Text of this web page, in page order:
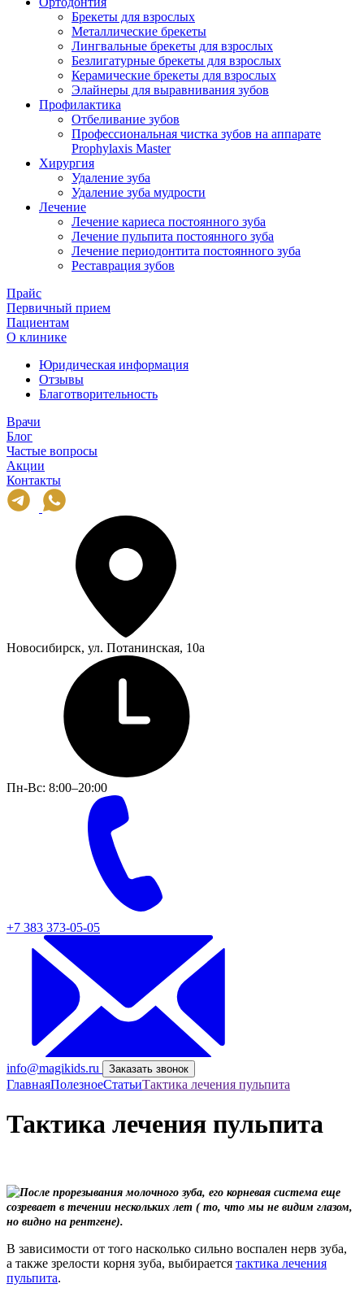
Брекеты для взрослых
Металлические брекеты
Лингвальные брекеты для взрослых
Безлигатурные брекеты для взрослых
Керамические брекеты для взрослых
Элайнеры для выравнивания зубов
Профилактика
Отбеливание зубов
Профессиональная чистка зубов на аппарате
Prophylaxis Master
Хирургия
Удаление зуба
Удаление зуба мудрости
Лечение
Лечение кариеса постоянного зуба
Лечение пульпита постоянного зуба
Лечение периодонтита постоянного зуба
Реставрация зубов
Прайс
Первичный прием
Пациентам
О клинике
Юридическая информация
Отзывы
Благотворительность
Врачи
Блог
Частые вопросы
Акции
Контакты
Новосибирск, ул. Потанинская, 10а
Пн-Вс: 8:00–20:00
+7 383 373-05-05
info@magikids.ru Заказать звонок
ГлавнаяПолезноеСтатьиТактика лечения пульпита
Тактика лечения пульпита
После прорезывания молочного зуба, его корневая система еще
созревает в течении нескольких лет ( то, что мы не видим глазом,
но видно на рентгене).
В зависимости от того насколько сильно воспален нерв зуба,
а также зрелости корня зуба, выбирается тактика лечения
пульпита.